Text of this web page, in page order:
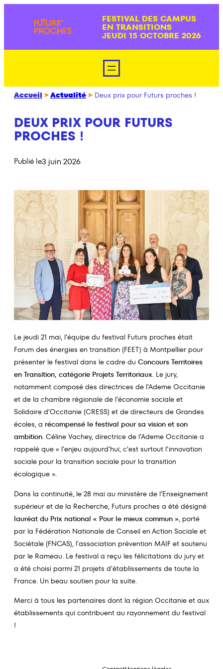
FESTIVAL DES CAMPUS
EN TRANSITIONS
JEUDI 15 OCTOBRE 2026
Accueil > Actualité > Deux prix pour Futurs proches !
DEUX PRIX POUR FUTURS
PROCHES !
Publié le3 juin 2026
Le jeudi 21 mai, l’équipe du festival Futurs proches était
Forum des énergies en transition (FEET) à Montpellier pour
présenter le festival dans le cadre du Concours Territoires
en Transition, catégorie Projets Territoriaux. Le jury,
notamment composé des directrices de l’Ademe Occitanie
et de la chambre régionale de l’économie sociale et
Solidaire d’Occitanie (CRESS) et de directeurs de Grandes
écoles, a récompensé le festival pour sa vision et son
ambition. Céline Vachey, directrice de l’Ademe Occitanie a
rappelé que « l’enjeu aujourd’hui, c’est surtout l’innovation
sociale pour la transition sociale pour la transition
écologique ».
Dans la continuité, le 28 mai au ministère de l’Enseignement
supérieur et de la Recherche, Futurs proches a été désigné
lauréat du Prix national « Pour le mieux commun », porté
par la Fédération Nationale de Conseil en Action Sociale et
Sociétale (FNCAS), l’association prévention MAIF et soutenu
par le Rameau. Le festival a reçu les félicitations du jury et
a été choisi parmi 21 projets d’établissements de toute la
France. Un beau soutien pour la suite.
Merci à tous les partenaires dont la région Occitanie et aux
établissements qui contribuent au rayonnement du festival
!